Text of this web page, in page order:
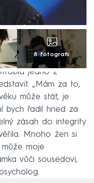
8 fotografií
jedno z
„Mám za to,
může stát, je
bych řadil hned za
zásah do integrity
Mnoho žen si
moje
vůči sousedovi,